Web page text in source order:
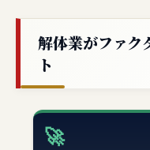
解体業がファク
ト
🚀